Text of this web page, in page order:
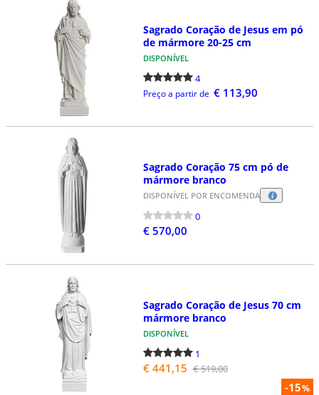
Sagrado Coração de Jesus em pó
de mármore 20-25 cm
DISPONÍVEL
4
Preço a partir de € 113,90
Sagrado Coração 75 cm pó de
mármore branco
DISPONÍVEL POR ENCOMENDA
0
€ 570,00
-15%
Sagrado Coração de Jesus 70 cm
mármore branco
DISPONÍVEL
1
€ 441,15 € 519,00